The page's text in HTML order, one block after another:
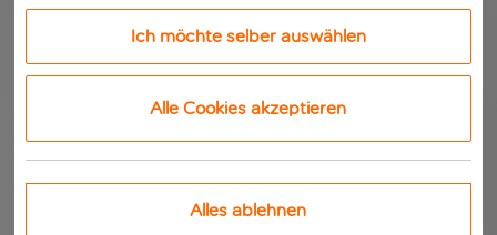
Ich möchte selber auswählen
Alle Cookies akzeptieren
Alles ablehnen